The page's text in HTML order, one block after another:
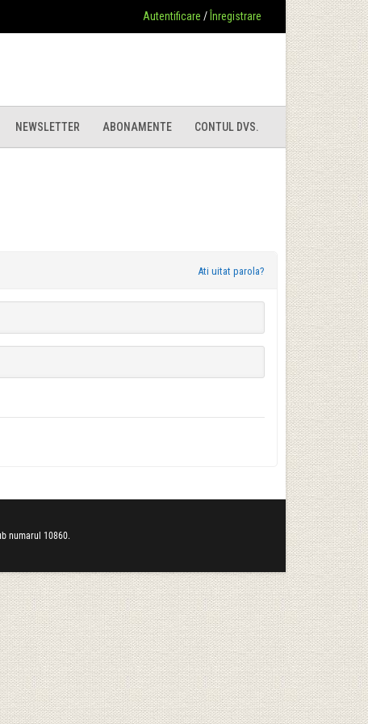
Autentificare / Înregistrare
NEWSLETTER ABONAMENTE CONTUL DVS.
Ati uitat parola?
numarul 10860.